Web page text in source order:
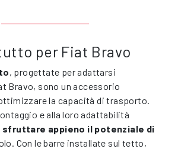
per Fiat Bravo
, progettate per adattarsi
Bravo, sono un accessorio
la capacità di trasporto.
e alla loro adattabilità
sfruttare appieno il potenziale di
Con le barre installate sul tetto,